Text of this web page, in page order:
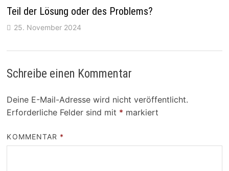
Teil der Lösung oder des Problems?
25. November 2024
Schreibe einen Kommentar
Deine E-Mail-Adresse wird nicht veröffentlicht.
Erforderliche Felder sind mit * markiert
KOMMENTAR *